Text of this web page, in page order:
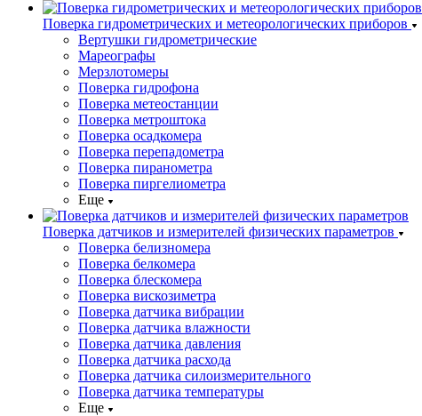
Поверка гидрометрических и метеорологических приборов
Вертушки гидрометрические
Мареографы
Мерзлотомеры
Поверка гидрофона
Поверка метеостанции
Поверка метроштока
Поверка осадкомера
Поверка перепадометра
Поверка пиранометра
Поверка пиргелиометра
Еще
Поверка датчиков и измерителей физических параметров
Поверка белизномера
Поверка белкомера
Поверка блескомера
Поверка вискозиметра
Поверка датчика вибрации
Поверка датчика влажности
Поверка датчика давления
Поверка датчика расхода
Поверка датчика силоизмерительного
Поверка датчика температуры
Еще